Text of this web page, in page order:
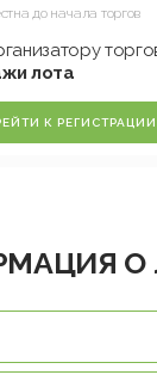
до начала торгов
лота
К РЕГИСТРАЦИИ
О